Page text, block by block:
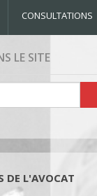
CONSULTATIONS
LE SITE
DE L'AVOCAT